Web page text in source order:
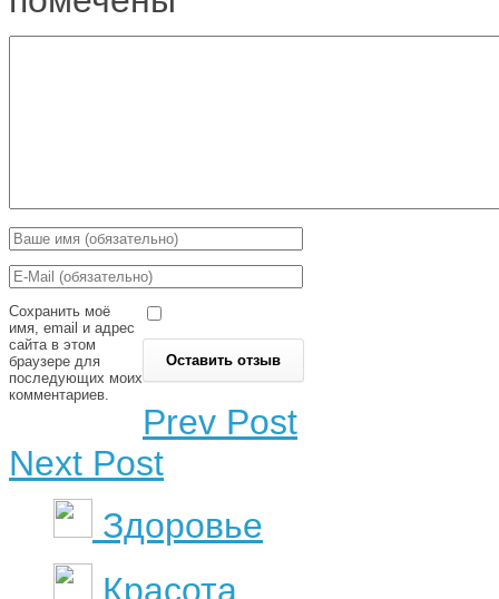
Сохранить моё
имя, email и адрес
сайта в этом
браузере для
последующих моих
комментариев.
Prev Post
Next Post
Здоровье
Красота